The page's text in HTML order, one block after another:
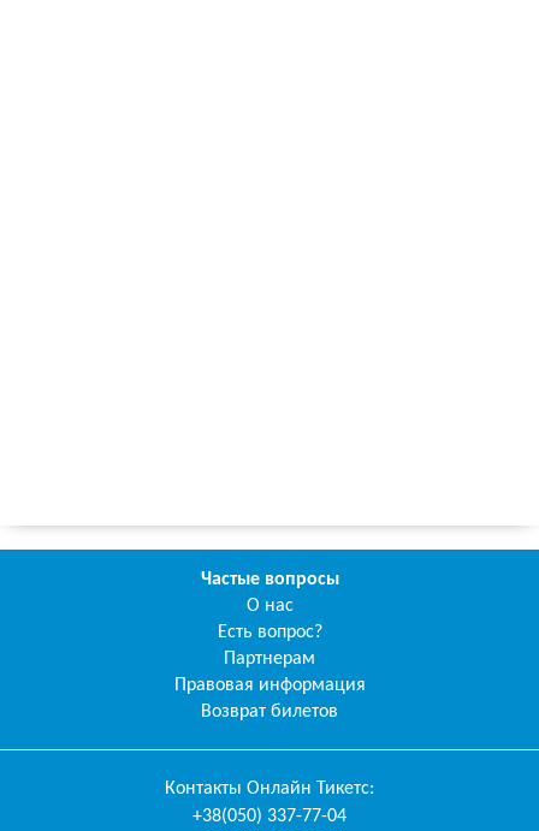
Частые вопросы
О нас
Есть вопрос?
Партнерам
Правовая информация
Возврат билетов
Контакты Онлайн Тикетс:
+38(050) 337-77-04